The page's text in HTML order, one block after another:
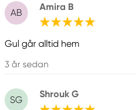
AB
Amira B
Gul går alltid hem
3 år sedan
SG
Shrouk G